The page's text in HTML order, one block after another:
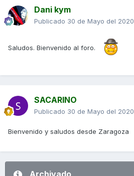
Dani kym
Publicado 30 de Mayo del 2020
Saludos. Bienvenido al foro.
SACARINO
Publicado 30 de Mayo del 2020
Bienvenido y saludos desde Zaragoza